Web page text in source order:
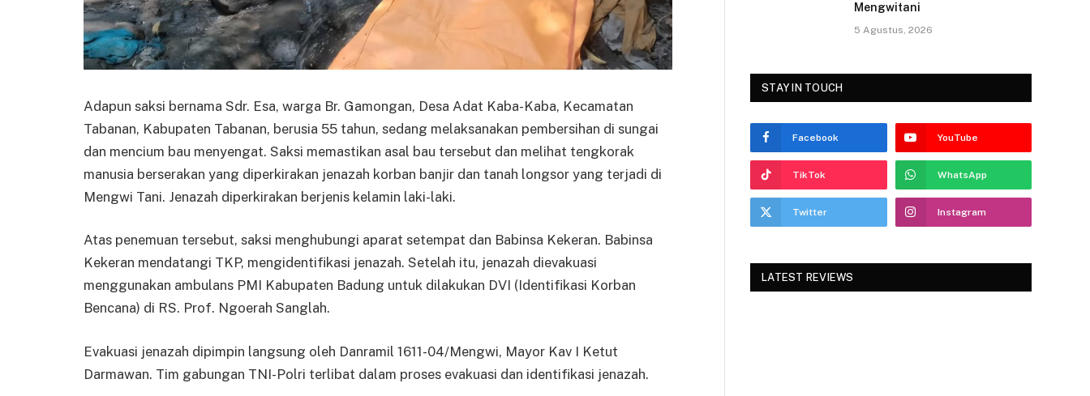
Adapun saksi bernama Sdr. Esa, warga Br. Gamongan, Desa Adat Kaba-Kaba, Kecamatan
Tabanan, Kabupaten Tabanan, berusia 55 tahun, sedang melaksanakan pembersihan di sungai
dan mencium bau menyengat. Saksi memastikan asal bau tersebut dan melihat tengkorak
manusia berserakan yang diperkirakan jenazah korban banjir dan tanah longsor yang terjadi di
Mengwi Tani. Jenazah diperkirakan berjenis kelamin laki-laki.
Atas penemuan tersebut, saksi menghubungi aparat setempat dan Babinsa Kekeran. Babinsa
Kekeran mendatangi TKP, mengidentifikasi jenazah. Setelah itu, jenazah dievakuasi
menggunakan ambulans PMI Kabupaten Badung untuk dilakukan DVI (Identifikasi Korban
Bencana) di RS. Prof. Ngoerah Sanglah.
Evakuasi jenazah dipimpin langsung oleh Danramil 1611-04/Mengwi, Mayor Kav I Ketut
Darmawan. Tim gabungan TNI-Polri terlibat dalam proses evakuasi dan identifikasi jenazah.
Mengwitani
5 Agustus, 2026
STAY IN TOUCH
Facebook YouTube
TikTok WhatsApp
Twitter Instagram
LATEST REVIEWS